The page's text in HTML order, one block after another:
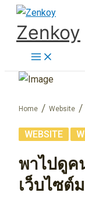
Skip
content
Zenkoy
Home Website
WEBSITE
พาไปดูค
เว็บไซต์